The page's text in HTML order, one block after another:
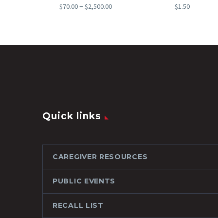
$70.00– $2,500.00Price
$1.50
Quick links
CAREGIVER RESOURCES
PUBLIC EVENTS
RECALL LIST